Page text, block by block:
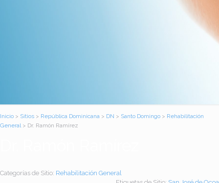
Inicio > Sitios > República Dominicana > DN > Santo Domingo > Rehabilitación
General> Dr. Ramón Ramírez
Categorías de Sitio: Rehabilitación General